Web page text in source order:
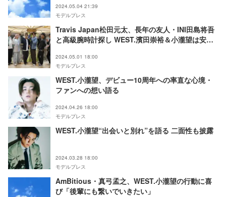
と見たい」「眼福」
2024.05.04 21:39
モデルプレス
Travis Japan松田元太、長年の友人・INI田島将吾
と高級腕時計探し WEST.濱田崇裕＆小瀧望は安眠
2024.05.01 18:00
モデルプレス
WEST.小瀧望、デビュー10周年への率直な心境・
ファンへの想い語る
2024.04.26 18:00
モデルプレス
WEST.小瀧望“出会いと別れ”を語る 二面性も披露
2024.03.28 18:00
モデルプレス
AmBitious・真弓孟之、WEST.小瀧望の行動に喜
び「後輩にも繋いでいきたい」